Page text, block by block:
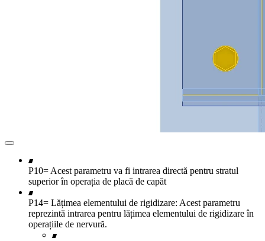
P10= Acest parametru va fi intrarea directă pentru stratul
superior în operația de placă de capăt
P14= Lățimea elementului de rigidizare: Acest parametru
reprezintă intrarea pentru lățimea elementului de rigidizare în
operațiile de nervură.